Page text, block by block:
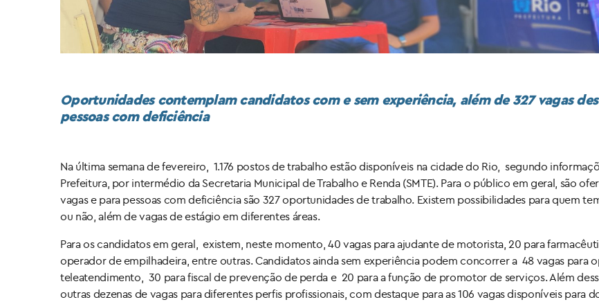
Oportunidades contemplam candidatos com e sem experiência, além de 327 vagas
pessoas com deficiência
Na última semana de fevereiro, 1.176 postos de trabalho estão disponíveis na cidade do Rio, segundo
Prefeitura, por intermédio da Secretaria Municipal de Trabalho e Renda (SMTE). Para o público em geral, são
vagas e para pessoas com deficiência são 327 oportunidades de trabalho. Existem possibilidades para quem
ou não, além de vagas de estágio em diferentes áreas.
Para os candidatos em geral, existem, neste momento, 40 vagas para ajudante de motorista, 20 para
operador de empilhadeira, entre outras. Candidatos ainda sem experiência podem concorrer a 48 vagas para
teleatendimento, 30 para fiscal de prevenção de perda e 20 para a função de promotor de serviços. Além
outras dezenas de vagas para diferentes perfis profissionais, com destaque para as 106 vagas disponíveis para